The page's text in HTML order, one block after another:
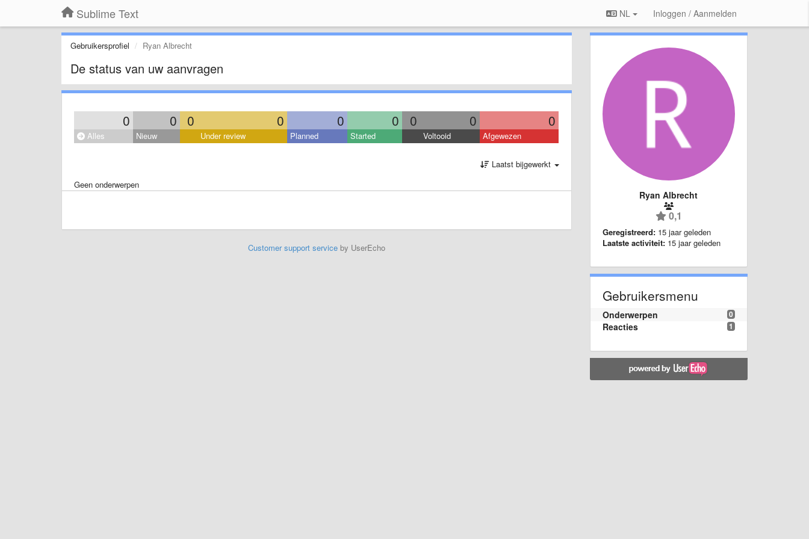
Sublime Text NL Inloggen / Aanmelden
Gebruikersprofiel Ryan Albrecht
De status van uw aanvragen
0 0 0 0 0 0 0 0 0
Alles Nieuw Under review Planned Started Voltooid Afgewezen
Laatst bijgewerkt
Geen onderwerpen
Customer support serviceby UserEcho
Ryan Albrecht
0,1
Geregistreerd: 15 jaar geleden
Laatste activiteit: 15 jaar geleden
Gebruikersmenu
0
Onderwerpen
1
Reacties